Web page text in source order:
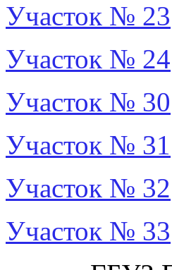
Участок № 23
Участок № 24
Участок № 30
Участок № 31
Участок № 32
Участок № 33